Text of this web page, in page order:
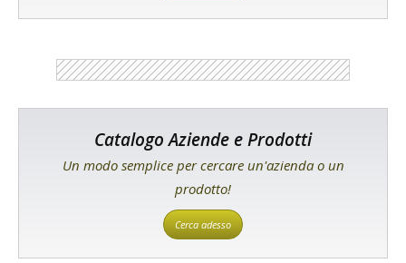
Catalogo Aziende e Prodotti
Un modo semplice per cercare un'azienda o un
prodotto!
Cerca adesso